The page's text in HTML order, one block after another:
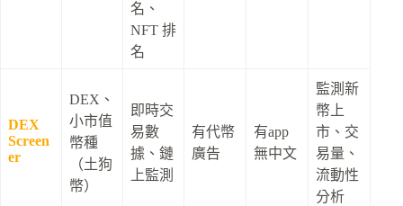
名、
NFT 排
名
DEX
Screen
er
DEX、
小市值
幣種
（土狗
幣）
即時交
易數
據、鏈
上監測
有代幣
廣告
有app
無中文
監測新
幣上
市、交
易量、
流動性
分析